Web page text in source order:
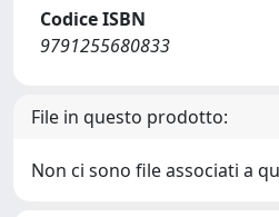
Codice ISBN
9791255680833
File in questo prodotto:
Non ci sono file associati a